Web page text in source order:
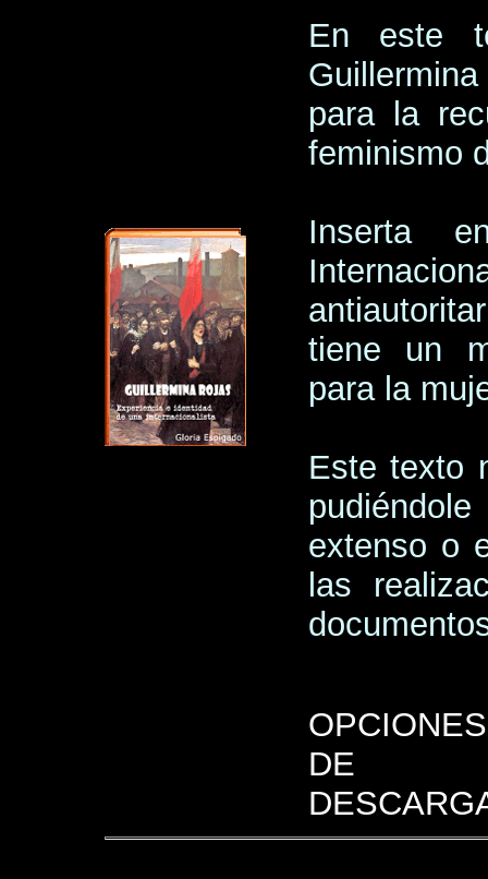
En este
para la
feminismo
Inserta
tiene un
para la
Este texto
extenso o
las
OPCIONES
DE